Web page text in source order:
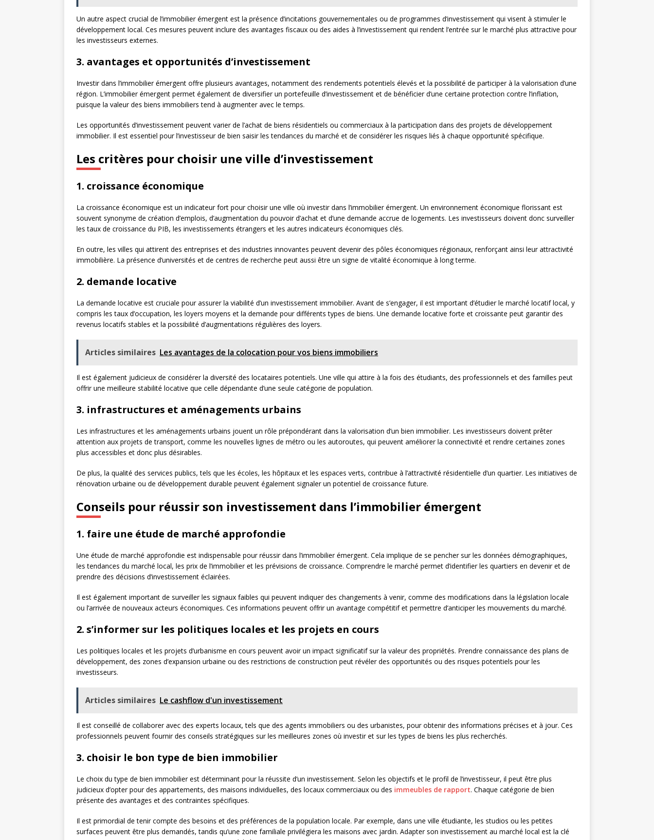
Un autre aspect crucial de l’immobilier émergent est la présence d’incitations gouvernementales ou de programmes d’investissement qui visent à stimuler le
développement local. Ces mesures peuvent inclure des avantages fiscaux ou des aides à l’investissement qui rendent l’entrée sur le marché plus attractive pour
les investisseurs externes.
3. avantages et opportunités d’investissement
Investir dans l’immobilier émergent offre plusieurs avantages, notamment des rendements potentiels élevés et la possibilité de participer à la valorisation d’une
région. L’immobilier émergent permet également de diversifier un portefeuille d’investissement et de bénéficier d’une certaine protection contre l’inflation,
puisque la valeur des biens immobiliers tend à augmenter avec le temps.
Les opportunités d’investissement peuvent varier de l’achat de biens résidentiels ou commerciaux à la participation dans des projets de développement
immobilier. Il est essentiel pour l’investisseur de bien saisir les tendances du marché et de considérer les risques liés à chaque opportunité spécifique.
Les critères pour choisir une ville d’investissement
1. croissance économique
La croissance économique est un indicateur fort pour choisir une ville où investir dans l’immobilier émergent. Un environnement économique florissant est
souvent synonyme de création d’emplois, d’augmentation du pouvoir d’achat et d’une demande accrue de logements. Les investisseurs doivent donc surveiller
les taux de croissance du PIB, les investissements étrangers et les autres indicateurs économiques clés.
En outre, les villes qui attirent des entreprises et des industries innovantes peuvent devenir des pôles économiques régionaux, renforçant ainsi leur attractivité
immobilière. La présence d’universités et de centres de recherche peut aussi être un signe de vitalité économique à long terme.
2. demande locative
La demande locative est cruciale pour assurer la viabilité d’un investissement immobilier. Avant de s’engager, il est important d’étudier le marché locatif local, y
compris les taux d’occupation, les loyers moyens et la demande pour différents types de biens. Une demande locative forte et croissante peut garantir des
revenus locatifs stables et la possibilité d’augmentations régulières des loyers.
Articles similaires Les avantages de la colocation pour vos biens immobiliers
Il est également judicieux de considérer la diversité des locataires potentiels. Une ville qui attire à la fois des étudiants, des professionnels et des familles peut
offrir une meilleure stabilité locative que celle dépendante d’une seule catégorie de population.
3. infrastructures et aménagements urbains
Les infrastructures et les aménagements urbains jouent un rôle prépondérant dans la valorisation d’un bien immobilier. Les investisseurs doivent prêter
attention aux projets de transport, comme les nouvelles lignes de métro ou les autoroutes, qui peuvent améliorer la connectivité et rendre certaines zones
plus accessibles et donc plus désirables.
De plus, la qualité des services publics, tels que les écoles, les hôpitaux et les espaces verts, contribue à l’attractivité résidentielle d’un quartier. Les initiatives de
rénovation urbaine ou de développement durable peuvent également signaler un potentiel de croissance future.
Conseils pour réussir son investissement dans l’immobilier émergent
1. faire une étude de marché approfondie
Une étude de marché approfondie est indispensable pour réussir dans l’immobilier émergent. Cela implique de se pencher sur les données démographiques,
les tendances du marché local, les prix de l’immobilier et les prévisions de croissance. Comprendre le marché permet d’identifier les quartiers en devenir et de
prendre des décisions d’investissement éclairées.
Il est également important de surveiller les signaux faibles qui peuvent indiquer des changements à venir, comme des modifications dans la législation locale
ou l’arrivée de nouveaux acteurs économiques. Ces informations peuvent offrir un avantage compétitif et permettre d’anticiper les mouvements du marché.
2. s’informer sur les politiques locales et les projets en cours
Les politiques locales et les projets d’urbanisme en cours peuvent avoir un impact significatif sur la valeur des propriétés. Prendre connaissance des plans de
développement, des zones d’expansion urbaine ou des restrictions de construction peut révéler des opportunités ou des risques potentiels pour les
investisseurs.
Articles similaires Le cashflow d'un investissement
Il est conseillé de collaborer avec des experts locaux, tels que des agents immobiliers ou des urbanistes, pour obtenir des informations précises et à jour. Ces
professionnels peuvent fournir des conseils stratégiques sur les meilleures zones où investir et sur les types de biens les plus recherchés.
3. choisir le bon type de bien immobilier
Le choix du type de bien immobilier est déterminant pour la réussite d’un investissement. Selon les objectifs et le profil de l’investisseur, il peut être plus
judicieux d’opter pour des appartements, des maisons individuelles, des locaux commerciaux ou des immeubles de rapport. Chaque catégorie de bien
présente des avantages et des contraintes spécifiques.
Il est primordial de tenir compte des besoins et des préférences de la population locale. Par exemple, dans une ville étudiante, les studios ou les petites
surfaces peuvent être plus demandés, tandis qu’une zone familiale privilégiera les maisons avec jardin. Adapter son investissement au marché local est la clé